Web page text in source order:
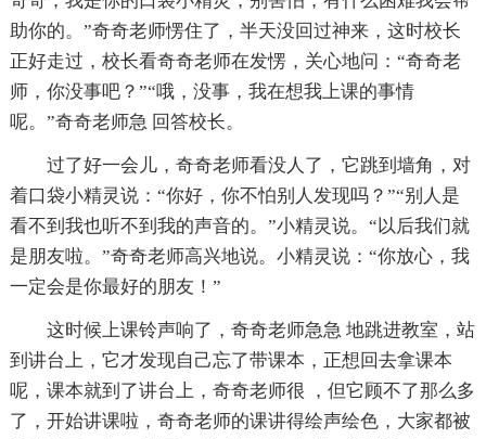
助你的。”奇奇老师愣住了，半天没回过神来，这时校长
正好走过，校长看奇奇老师在发愣，关心地问：“奇奇老
师，你没事吧？”“哦，没事，我在想我上课的事情
呢。”奇奇老师急 回答校长。
过了好一会儿，奇奇老师看没人了，它跳到墙角，对
着口袋小精灵说：“你好，你不怕别人发现吗？”“别人是
看不到我也听不到我的声音的。”小精灵说。“以后我们就
是朋友啦。”奇奇老师高兴地说。小精灵说：“你放心，我
一定会是你最好的朋友！”
这时候上课铃声响了，奇奇老师急急 地跳进教室，站
到讲台上，它才发现自己忘了带课本，正想回去拿课本
呢，课本就到了讲台上，奇奇老师很 ，但它顾不了那么多
了，开始讲课啦，奇奇老师的课讲得绘声绘色，大家都被